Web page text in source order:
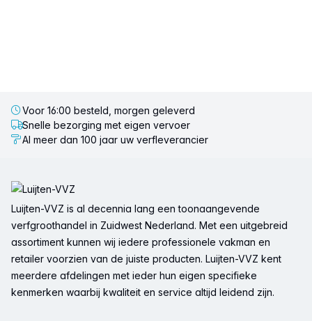
Voor 16:00 besteld, morgen geleverd
Snelle bezorging met eigen vervoer
Al meer dan 100 jaar uw verfleverancier
Luijten-VVZ is al decennia lang een toonaangevende
verfgroothandel in Zuidwest Nederland. Met een uitgebreid
assortiment kunnen wij iedere professionele vakman en
retailer voorzien van de juiste producten. Luijten-VVZ kent
meerdere afdelingen met ieder hun eigen specifieke
kenmerken waarbij kwaliteit en service altijd leidend zijn.